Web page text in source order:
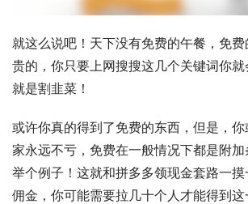
就这么说吧！天下没有免费的午餐，免
贵的，你只要上网搜搜这几个关键词你
就是割韭菜！
或许你真的得到了免费的东西，但是，
家永远不亏，免费在一般情况下都是附
举个例子！这就和拼多多领现金套路一
佣金，你可能需要拉几十个人才能得到